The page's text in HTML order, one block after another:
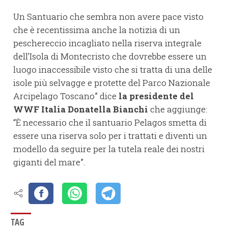
Un Santuario che sembra non avere pace visto
che è recentissima anche la notizia di un
peschereccio incagliato nella riserva integrale
dell’Isola di Montecristo che dovrebbe essere un
luogo inaccessibile visto che si tratta di una delle
isole più selvagge e protette del Parco Nazionale
Arcipelago Toscano” dice la presidente del
WWF Italia Donatella Bianchi che aggiunge:
“È necessario che il santuario Pelagos smetta di
essere una riserva solo per i trattati e diventi un
modello da seguire per la tutela reale dei nostri
giganti del mare”.
TAG